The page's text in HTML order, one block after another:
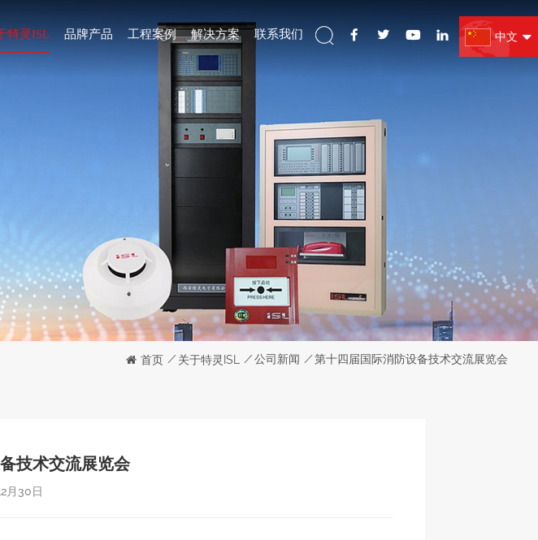
中文
特灵ISL 品牌产品 工程案例 解决方案 联系我们
首页 / 关于特灵ISL / 公司新闻 / 第十四届国际消防设备技术交流展览会
技术交流展览会
月30日